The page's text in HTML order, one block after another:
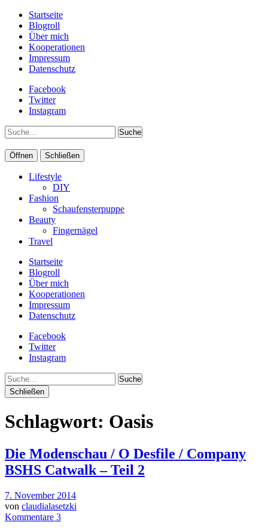
Startseite
Blogroll
Über mich
Kooperationen
Impressum
Datenschutz
Facebook
Twitter
Instagram
Suche
Öffnen Schließen
Lifestyle
DIY
Fashion
Schaufensterpuppe
Beauty
Fingernägel
Travel
Startseite
Blogroll
Über mich
Kooperationen
Impressum
Datenschutz
Facebook
Twitter
Instagram
Suche
Schließen
Schlagwort: Oasis
Die Modenschau / O Desfile / Company
BSHS Catwalk – Teil 2
7. November 2014
von claudialasetzki
Kommentare 3